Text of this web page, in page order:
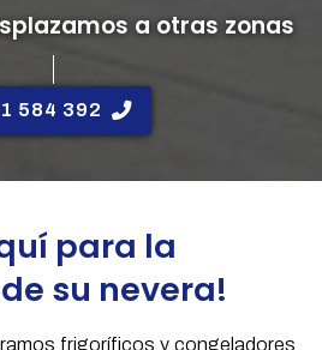
a otras zonas
584 392
para la
su nevera!
frigoríficos y congeladores